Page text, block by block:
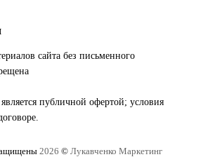
сайта без письменного
публичной офертой; условия
2026 © Лукавченко Маркетинг